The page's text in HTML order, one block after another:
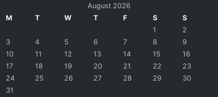
August 2026
M
T W T F S S
1
2
3
4 5 6 7 8
9
10
11 12 13 14 15
16
17
18 19 20 21 22
23
24
25 26 27 28 29
30
31